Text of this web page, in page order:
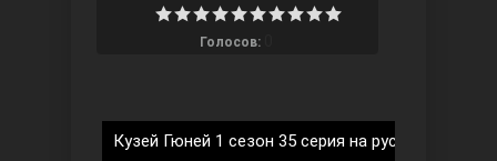
Голосов:
Кузей Гюней 1 сезон 35 серия на русском языке